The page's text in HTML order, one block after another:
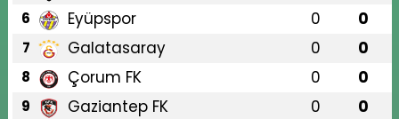
6 Eyüpspor 0 0
7 Galatasaray 0 0
8 Çorum FK 0 0
9 Gaziantep FK 0 0